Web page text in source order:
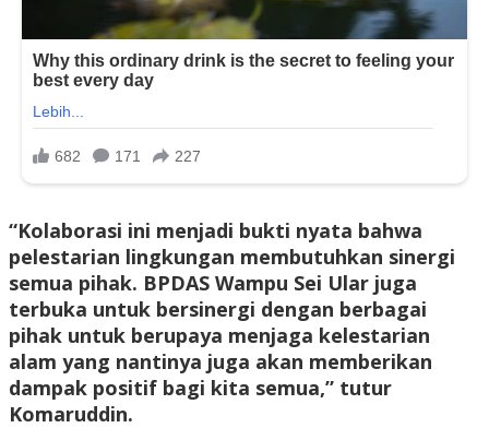
“Kolaborasi ini menjadi bukti nyata bahwa
pelestarian lingkungan membutuhkan sinergi
semua pihak. BPDAS Wampu Sei Ular juga
terbuka untuk bersinergi dengan berbagai
pihak untuk berupaya menjaga kelestarian
alam yang nantinya juga akan memberikan
dampak positif bagi kita semua,” tutur
Komaruddin.